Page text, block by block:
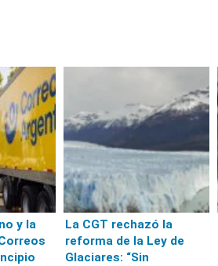
y la
La CGT rechazó la
reforma de la Ley de
Glaciares: “Sin